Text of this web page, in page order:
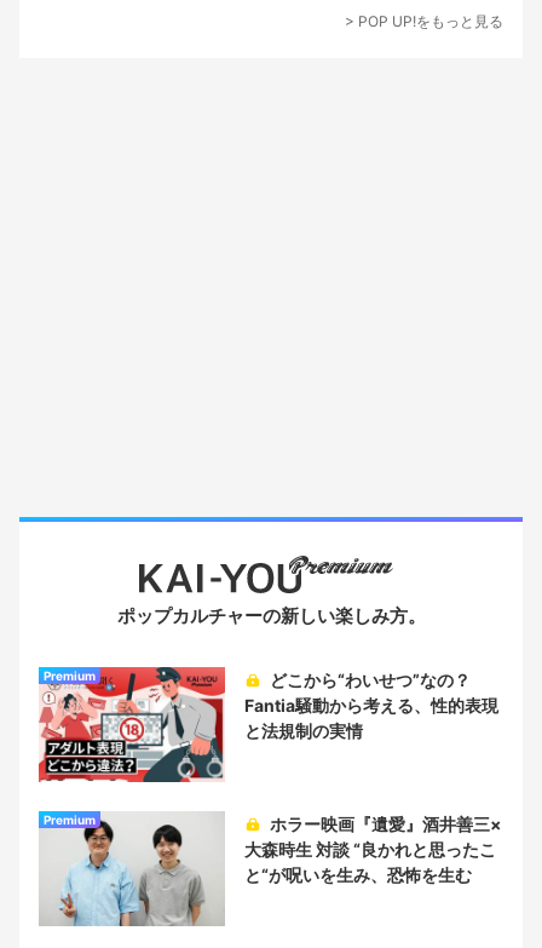
> POP UP!をもっと見る
ポップカルチャーの新しい楽しみ方。
Premium
Fantia騒動から考える、性的表現
と法規制の実情
Premium
大森時生 対談 “良かれと思ったこ
と“が呪いを生み、恐怖を生む